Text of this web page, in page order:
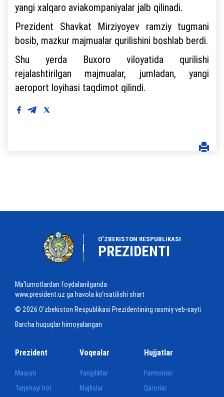
yangi xalqaro aviakompaniyalar jalb qilinadi.
Prezident Shavkat Mirziyoyev ramziy tugmani
bosib, mazkur majmualar qurilishini boshlab berdi.
Shu yerda Buxoro viloyatida qurilishi
rejalashtirilgan majmualar, jumladan, yangi
aeroport loyihasi taqdimot qilindi.
O‘ZBEKISTON RESPUBLIKASI
PREZIDENTI
Ma'lumotlardan foydalanilganda
www.president.uz ga havola ko‘rsatilishi shart
© 2026 O‘zbekiston Respublikasi Prezidentining rasmiy veb-sayti
Barcha huquqlar himoyalangan
Prezident
Maqom
Tarjimayi hol
Voqealar
Yangiliklar
Majlislar
Hujjatlar
Farmonlar
Qarorlar